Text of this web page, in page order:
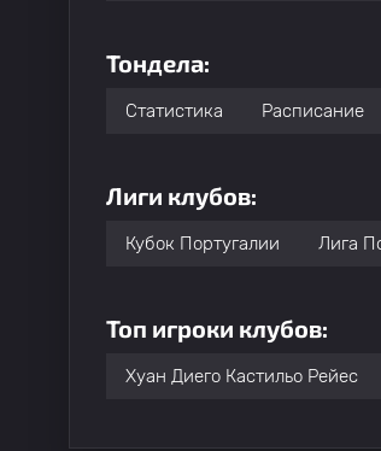
Тондела:
Статистика Расписание
Лиги клубов:
Кубок Португалии Лига
Топ игроки клубов:
Хуан Диего Кастильо Рейес